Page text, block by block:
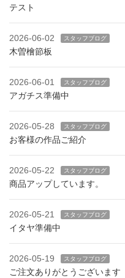
テスト
2026-06-02 スタッフブログ
木曽檜節板
2026-06-01 スタッフブログ
アガチス準備中
2026-05-28 スタッフブログ
お客様の作品ご紹介
2026-05-22 スタッフブログ
商品アップしています。
2026-05-21 スタッフブログ
イタヤ準備中
2026-05-19 スタッフブログ
ご注文ありがとうございます